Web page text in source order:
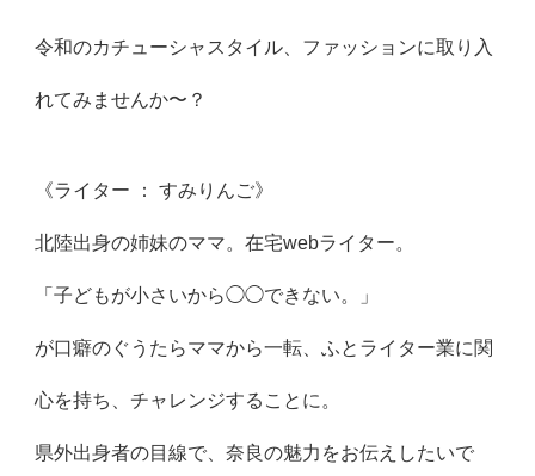
令和のカチューシャスタイル、ファッションに取り入
れてみませんか〜？
《ライター ： すみりんご》
北陸出身の姉妹のママ。在宅webライター。
「子どもが小さいから◯◯できない。」
が口癖のぐうたらママから一転、ふとライター業に関
心を持ち、チャレンジすることに。
県外出身者の目線で、奈良の魅力をお伝えしたいで